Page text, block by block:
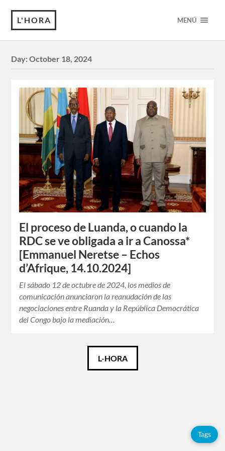
L'HORA MENÚ
Day:October 18, 2024
El proceso de Luanda, o cuando la
RDC se ve obligada a ir a Canossa*
[Emmanuel Neretse – Echos
d’Afrique, 14.10.2024]
El sábado 12 de octubre de 2024, los medios de
comunicación anunciaron la reanudación de las
negociaciones entre Ruanda y la República Democrática
del Congo bajo la mediación…
L-HORA
Tags